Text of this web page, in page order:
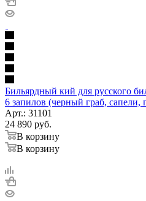
Бильярдный кий для русского
6 запилов (черный граб, сапели,
Арт.: 31101
24 890 руб.
В корзину
В корзину